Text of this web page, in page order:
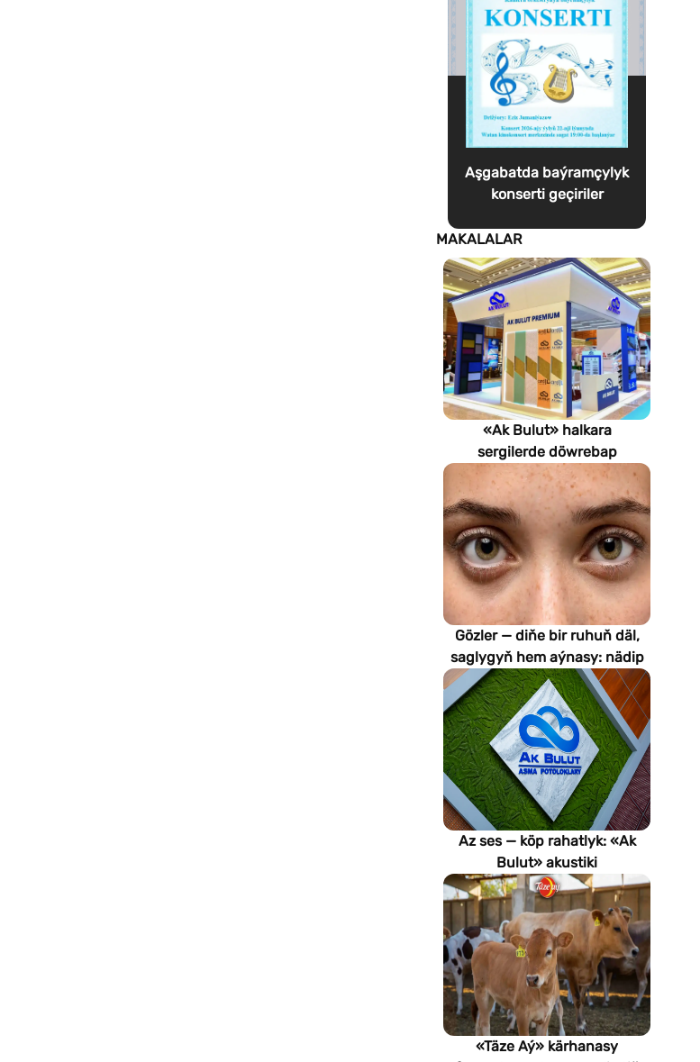
Aşgabatda baýramçylyk
konserti geçiriler
MAKALALAR
«Ak Bulut» halkara
sergilerde döwrebap
gurluşyk çözgütlerini
görkezýär
Gözler — diňe bir ruhuň däl,
saglygyň hem aýnasy: nädip
emeli aň keselleri suratlar
arkaly anyklaýar?
Az ses — köp rahatlyk: «Ak
Bulut» akustiki
potoloklarynyň
artykmaçlyklary
«Täze Aý» kärhanasy